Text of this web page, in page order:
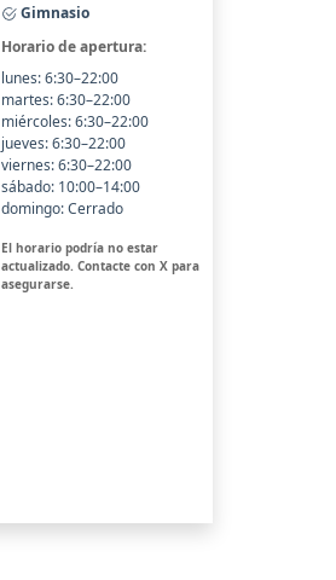
Gimnasio
Horario de apertura:
lunes: 6:30–22:00
martes: 6:30–22:00
miércoles: 6:30–22:00
jueves: 6:30–22:00
viernes: 6:30–22:00
sábado: 10:00–14:00
domingo: Cerrado
El horario podría no estar
actualizado. Contacte con X para
asegurarse.